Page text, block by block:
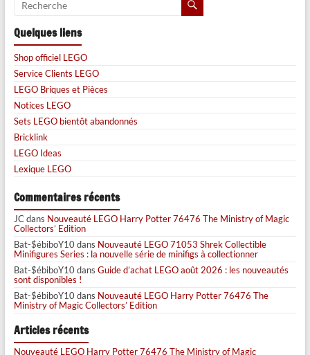
Quelques liens
Shop officiel LEGO
Service Clients LEGO
LEGO Briques et Pièces
Notices LEGO
Sets LEGO bientôt abandonnés
Bricklink
LEGO Ideas
Lexique LEGO
Commentaires récents
JCdans Nouveauté LEGO Harry Potter 76476 The Ministry of Magic
Collectors’ Edition
Bat-$ébiboY10dans Nouveauté LEGO 71053 Shrek Collectible
Minifigures Series : la nouvelle série de minifigs à collectionner
Bat-$ébiboY10dans Guide d’achat LEGO août 2026 : les nouveautés
sont disponibles !
Bat-$ébiboY10dans Nouveauté LEGO Harry Potter 76476 The
Ministry of Magic Collectors’ Edition
Articles récents
Nouveauté LEGO Harry Potter 76476 The Ministry of Magic